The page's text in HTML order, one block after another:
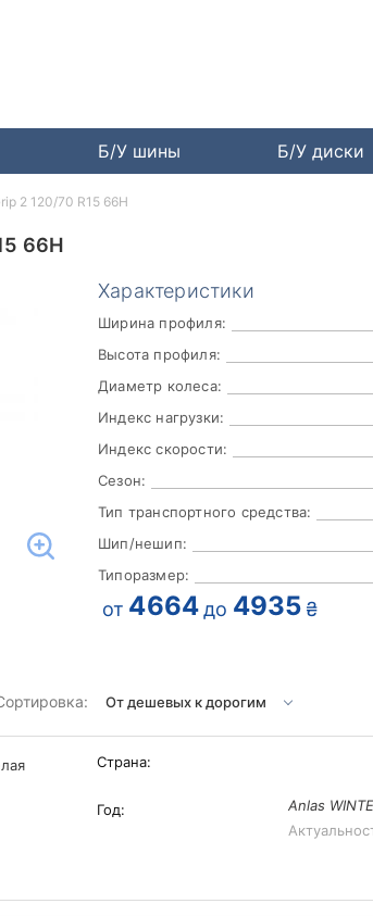
Б/У шины Б/У диски
66H
Характеристики
Ширина профиля:
Высота профиля:
Диаметр колеса:
Индекс нагрузки:
Индекс скорости:
Сезон:
Тип транспортного средства:
Шип/нешип:
Типоразмер:
от 4664 до 4935 ₴
Страна:
Год:
Anlas
2 120/70 R15 66H